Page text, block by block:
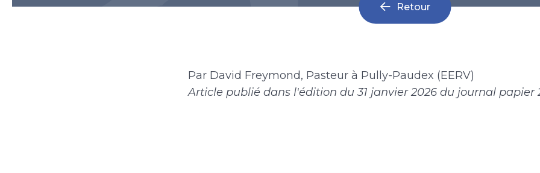
Retour
Par David Freymond, Pasteur à Pully-Paudex (EERV)
Article publié dans l'édition du 31 janvier 2026 du journal papier